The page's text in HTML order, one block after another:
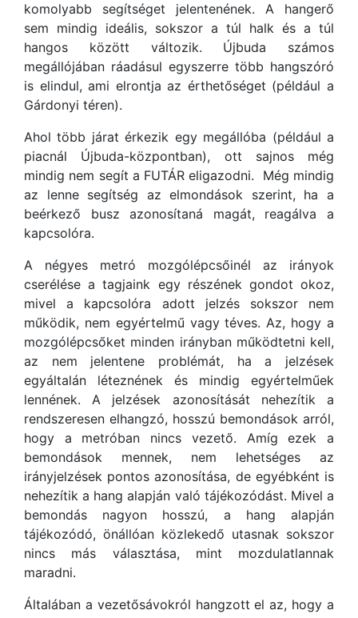
komolyabb segítséget jelentenének. A hangerő
sem mindig ideális, sokszor a túl halk és a túl
hangos között változik. Újbuda számos
megállójában ráadásul egyszerre több hangszóró
is elindul, ami elrontja az érthetőséget (például a
Gárdonyi téren).
Ahol több járat érkezik egy megállóba (például a
piacnál Újbuda-központban), ott sajnos még
mindig nem segít a FUTÁR eligazodni. Még mindig
az lenne segítség az elmondások szerint, ha a
beérkező busz azonosítaná magát, reagálva a
kapcsolóra.
A négyes metró mozgólépcsőinél az irányok
cserélése a tagjaink egy részének gondot okoz,
mivel a kapcsolóra adott jelzés sokszor nem
működik, nem egyértelmű vagy téves. Az, hogy a
mozgólépcsőket minden irányban működtetni kell,
az nem jelentene problémát, ha a jelzések
egyáltalán léteznének és mindig egyértelműek
lennének. A jelzések azonosítását nehezítik a
rendszeresen elhangzó, hosszú bemondások arról,
hogy a metróban nincs vezető. Amíg ezek a
bemondások mennek, nem lehetséges az
irányjelzések pontos azonosítása, de egyébként is
nehezítik a hang alapján való tájékozódást. Mivel a
bemondás nagyon hosszú, a hang alapján
tájékozódó, önállóan közlekedő utasnak sokszor
nincs más választása, mint mozdulatlannak
maradni.
Általában a vezetősávokról hangzott el az, hogy a